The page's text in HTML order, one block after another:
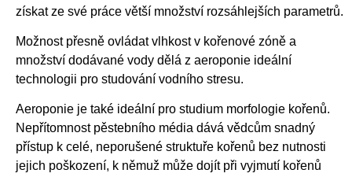
získat ze své práce větší množství rozsáhlejších parametrů.
Možnost přesně ovládat vlhkost v kořenové zóně a
množství dodávané vody dělá z aeroponie ideální
technologii pro studování vodního stresu.
Aeroponie je také ideální pro studium morfologie kořenů.
Nepřítomnost pěstebního média dává vědcům snadný
přístup k celé, neporušené struktuře kořenů bez nutnosti
jejich poškození, k němuž může dojít při vyjmutí kořenů